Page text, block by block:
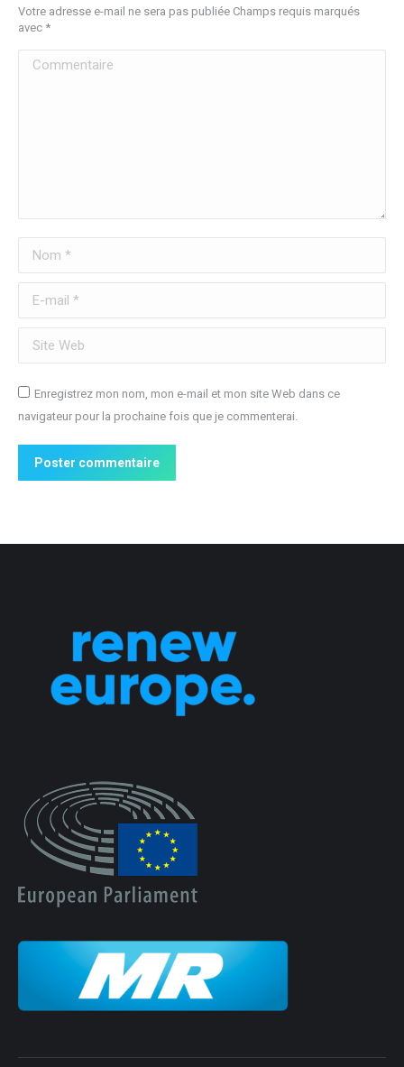
Votre adresse e-mail ne sera pas publiée Champs requis marqués
avec *
Commentaire
Nom *
E-mail *
Site Web
Enregistrez mon nom, mon e-mail et mon site Web dans ce
navigateur pour la prochaine fois que je commenterai.
Poster commentaire